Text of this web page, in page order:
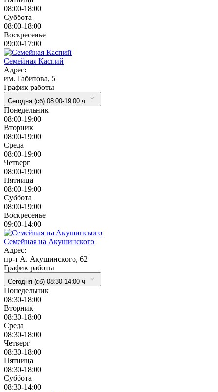
08:00-18:00
Суббота
08:00-18:00
Воскресенье
09:00-17:00
Семейная Каспий
Адрес:
им. Габитова, 5
График работы
Сегодня (сб) 08:00-19:00 ч
Понедельник
08:00-19:00
Вторник
08:00-19:00
Cреда
08:00-19:00
Четверг
08:00-19:00
Пятница
08:00-19:00
Суббота
08:00-19:00
Воскресенье
09:00-14:00
Семейная на Акушинского
Адрес:
пр-т А. Акушинского, 62
График работы
Сегодня (сб) 08:30-14:00 ч
Понедельник
08:30-18:00
Вторник
08:30-18:00
Cреда
08:30-18:00
Четверг
08:30-18:00
Пятница
08:30-18:00
Суббота
08:30-14:00